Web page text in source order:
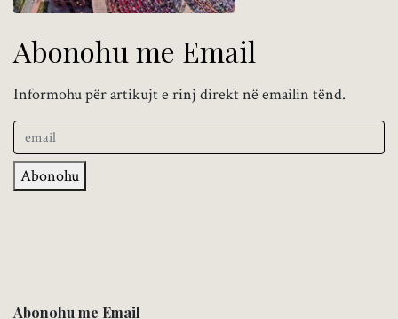
Abonohu me Email
Informohu për artikujt e rinj direkt në emailin tënd.
Abonohu
Abonohu me Email